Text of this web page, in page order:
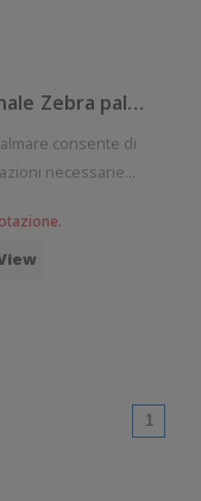
KT-MC27BJ-2A3S2RW - Terminale Zebra palmare modello MC2700
necessarie
ed i clienti
1